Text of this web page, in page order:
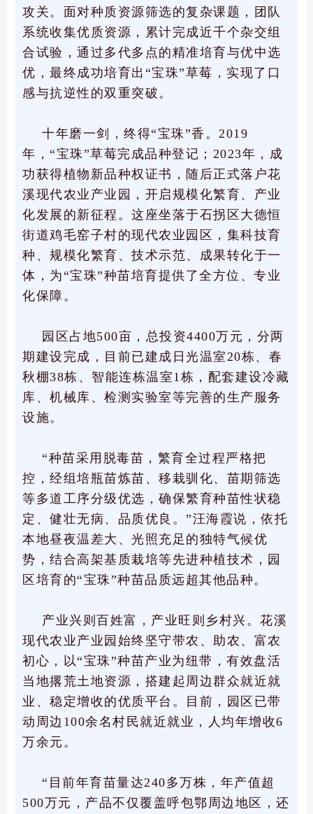
攻关。面对种质资源筛选的复杂课题，团队
系统收集优质资源，累计完成近千个杂交组
合试验，通过多代多点的精准培育与优中选
优，最终成功培育出“宝珠”草莓，实现了口
感与抗逆性的双重突破。
十年磨一剑，终得“宝珠”香。2019
年，“宝珠”草莓完成品种登记；2023年，成
功获得植物新品种权证书，随后正式落户花
溪现代农业产业园，开启规模化繁育、产业
化发展的新征程。这座坐落于石拐区大德恒
街道鸡毛窑子村的现代农业园区，集科技育
种、规模化繁育、技术示范、成果转化于一
体，为“宝珠”种苗培育提供了全方位、专业
化保障。
园区占地500亩，总投资4400万元，分两
期建设完成，目前已建成日光温室20栋、春
秋棚38栋、智能连栋温室1栋，配套建设冷藏
库、机械库、检测实验室等完善的生产服务
设施。
“种苗采用脱毒苗，繁育全过程严格把
控，经组培瓶苗炼苗、移栽驯化、苗期筛选
等多道工序分级优选，确保繁育种苗性状稳
定、健壮无病、品质优良。”汪海霞说，依托
本地昼夜温差大、光照充足的独特气候优
势，结合高架基质栽培等先进种植技术，园
区培育的“宝珠”种苗品质远超其他品种。
产业兴则百姓富，产业旺则乡村兴。花溪
现代农业产业园始终坚守带农、助农、富农
初心，以“宝珠”种苗产业为纽带，有效盘活
当地撂荒土地资源，搭建起周边群众就近就
业、稳定增收的优质平台。目前，园区已带
动周边100余名村民就近就业，人均年增收6
万余元。
“目前年育苗量达240多万株，年产值超
500万元，产品不仅覆盖呼包鄂周边地区，还